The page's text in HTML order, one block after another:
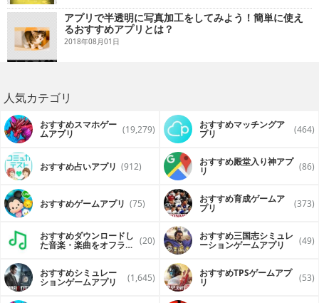
アプリで半透明に写真加工をしてみよう！簡単に使え
るおすすめアプリとは？
2018年08月01日
人気カテゴリ
おすすめスマホゲー
ムアプリ (19,279) おすすめマッチングア
プリ (464)
おすすめ占いアプリ (912) おすすめ殿堂入り神アプ
リ (86)
おすすめゲームアプリ (75) おすすめ育成ゲームア
プリ (373)
おすすめダウンロードし
た音楽・楽曲をオフライ (20) おすすめ三国志シミュレ
ーションゲームアプリ (49)
おすすめシミュレー
ションゲームアプリ (1,645) おすすめTPSゲームアプ
リ (53)